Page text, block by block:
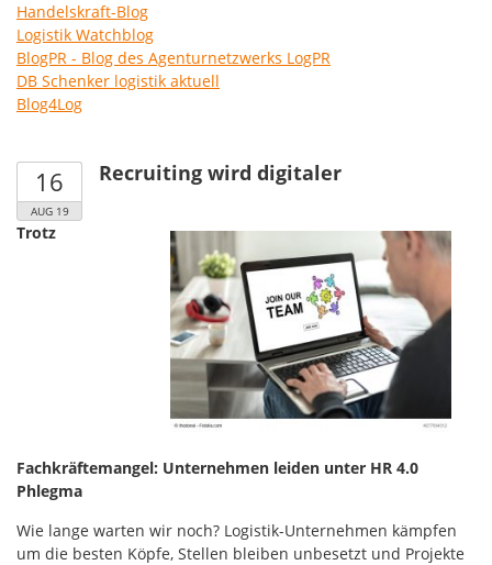
Handelskraft-Blog
Logistik Watchblog
BlogPR - Blog des Agenturnetzwerks LogPR
DB Schenker logistik aktuell
Blog4Log
16
AUG 19
Recruiting wird digitaler
Trotz
Fachkräftemangel: Unternehmen leiden unter HR 4.0
Phlegma
Wie lange warten wir noch? Logistik-Unternehmen kämpfen
um die besten Köpfe, Stellen bleiben unbesetzt und Projekte